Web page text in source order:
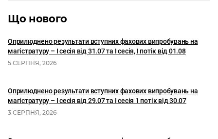
Що нового
Оприлюднено результати вступних фахових випробувань на
магістратуру – І сесія від 31.07 та І сесія, I потік від 01.08
5 СЕРПНЯ, 2026
Оприлюднено результати вступних фахових випробувань на
магістратуру – І сесія від 29.07 та І сесія 1 потік від 30.07
3 СЕРПНЯ, 2026